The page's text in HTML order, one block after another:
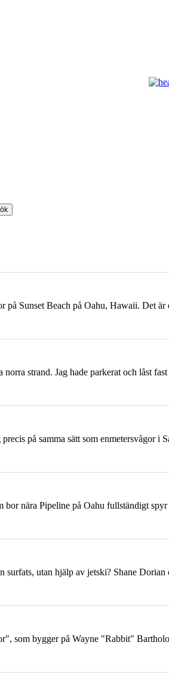
på Sunset Beach på Oahu, Hawaii. Det är
norra strand. Jag hade parkerat och låst
på samma sätt som enmetersvågor i
bor nära Pipeline på Oahu fullständigt spyr
utan hjälp av jetski? Shane
som bygger på Wayne "Rabbit"